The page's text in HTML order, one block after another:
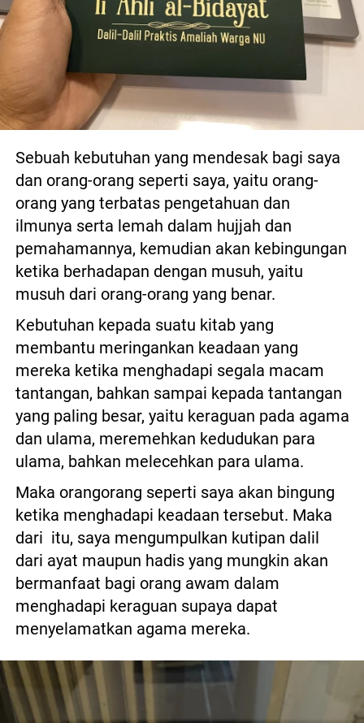
Sebuah kebutuhan yang mendesak bagi saya
dan orang-orang seperti saya, yaitu orang-
orang yang terbatas pengetahuan dan
ilmunya serta lemah dalam hujjah dan
pemahamannya, kemudian akan kebingungan
ketika berhadapan dengan musuh, yaitu
musuh dari orang-orang yang benar.
Kebutuhan kepada suatu kitab yang
membantu meringankan keadaan yang
mereka ketika menghadapi segala macam
tantangan, bahkan sampai kepada tantangan
yang paling besar, yaitu keraguan pada agama
dan ulama, meremehkan kedudukan para
ulama, bahkan melecehkan para ulama.
Maka orangorang seperti saya akan bingung
ketika menghadapi keadaan tersebut. Maka
dari  itu, saya mengumpulkan kutipan dalil
dari ayat maupun hadis yang mungkin akan
bermanfaat bagi orang awam dalam
menghadapi keraguan supaya dapat
menyelamatkan agama mereka.